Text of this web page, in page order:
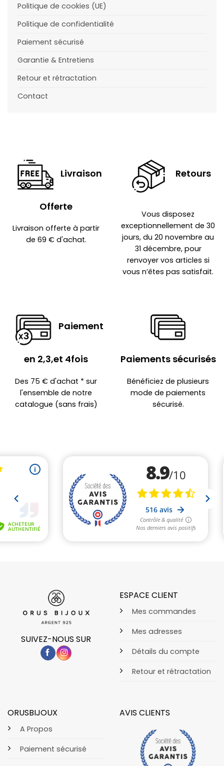
Politique de cookies (UE)
Politique de confidentialité
Paiement sécurisé
Garantie & Entretiens
Retour et rétractation
Contact
Livraison
Offerte
Livraison offerte à partir
de 69 € d'achat.
Retours
Vous disposez
exceptionnellement de 30
jours, du 20 novembre au
31 décembre, pour
renvoyer vos articles si
vous n’êtes pas satisfait.
Paiement
en 2,3,et 4fois
Des 75 € d'achat * sur
l'ensemble de notre
catalogue (sans frais)
Paiements sécurisés
Bénéficiez de plusieurs
mode de paiements
sécurisé.
SUIVEZ-NOUS SUR
ESPACE CLIENT
Mes commandes
Mes adresses
Détails du compte
Retour et rétractation
ORUSBIJOUX
A Propos
Paiement sécurisé
AVIS CLIENTS